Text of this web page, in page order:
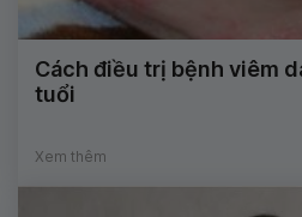
Cách điều trị bệnh viêm
tuổi
Xem thêm